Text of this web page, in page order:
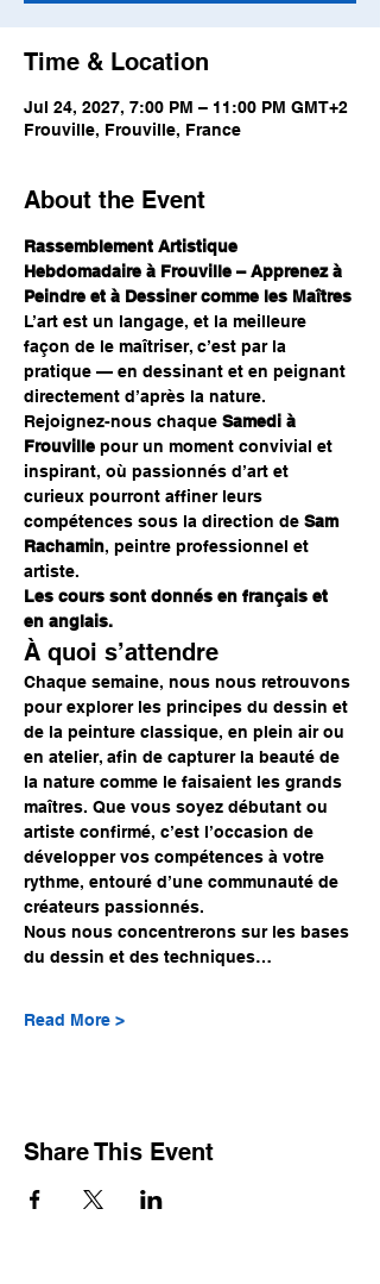
Time & Location
Jul 24, 2027, 7:00 PM – 11:00 PM GMT+2
Frouville, Frouville, France
About the Event
Rassemblement Artistique
Hebdomadaire à Frouville – Apprenez à
Peindre et à Dessiner comme les Maîtres
L’art est un langage, et la meilleure
façon de le maîtriser, c’est par la
pratique — en dessinant et en peignant
directement d’après la nature.
Rejoignez-nous chaque Samedi à
Frouville pour un moment convivial et
inspirant, où passionnés d’art et
curieux pourront affiner leurs
compétences sous la direction de Sam
Rachamin, peintre professionnel et
artiste.
Les cours sont donnés en français et
en anglais.
À quoi s’attendre
Chaque semaine, nous nous retrouvons
pour explorer les principes du dessin et
de la peinture classique, en plein air ou
en atelier, afin de capturer la beauté de
la nature comme le faisaient les grands
maîtres. Que vous soyez débutant ou
artiste confirmé, c’est l’occasion de
développer vos compétences à votre
rythme, entouré d’une communauté de
créateurs passionnés.
Nous nous concentrerons sur les bases
du dessin et des techniques…
Read More >
Share This Event